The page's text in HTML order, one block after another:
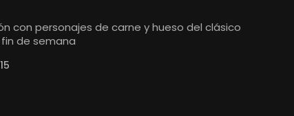
con personajes de carne y hueso del clásico
de semana